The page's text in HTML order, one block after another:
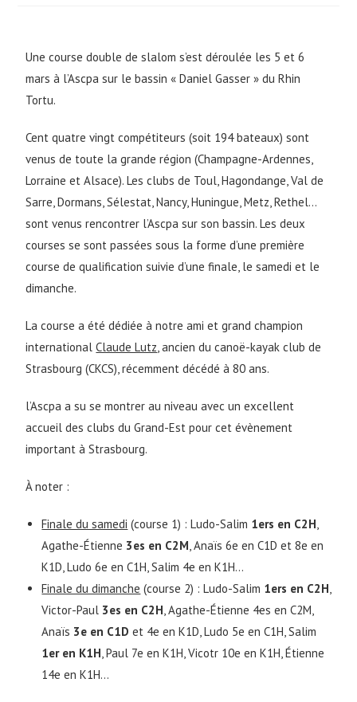
Une course double de slalom s’est déroulée les 5 et 6
mars à l’Ascpa sur le bassin « Daniel Gasser » du Rhin
Tortu.
Cent quatre vingt compétiteurs (soit 194 bateaux) sont
venus de toute la grande région (Champagne-Ardennes,
Lorraine et Alsace). Les clubs de Toul, Hagondange, Val de
Sarre, Dormans, Sélestat, Nancy, Huningue, Metz, Rethel…
sont venus rencontrer l’Ascpa sur son bassin. Les deux
courses se sont passées sous la forme d’une première
course de qualification suivie d’une finale, le samedi et le
dimanche.
La course a été dédiée à notre ami et grand champion
internationalClaude Lutz, ancien du canoë-kayak club de
Strasbourg (CKCS), récemment décédé à 80 ans.
l’Ascpa a su se montrer au niveau avec un excellent
accueil des clubs du Grand-Est pour cet évènement
important à Strasbourg.
À noter :
Finale du samedi (course 1) : Ludo-Salim 1ers en C2H,
Agathe-Étienne 3es en C2M, Anaïs 6e en C1D et 8e en
K1D, Ludo 6e en C1H, Salim 4e en K1H…
Finale du dimanche (course 2) : Ludo-Salim 1ers en C2H,
Victor-Paul 3es en C2H, Agathe-Étienne 4es en C2M,
Anaïs 3e en C1D et 4e en K1D, Ludo 5e en C1H, Salim
1er en K1H, Paul 7e en K1H, Vicotr 10e en K1H, Étienne
14e en K1H…